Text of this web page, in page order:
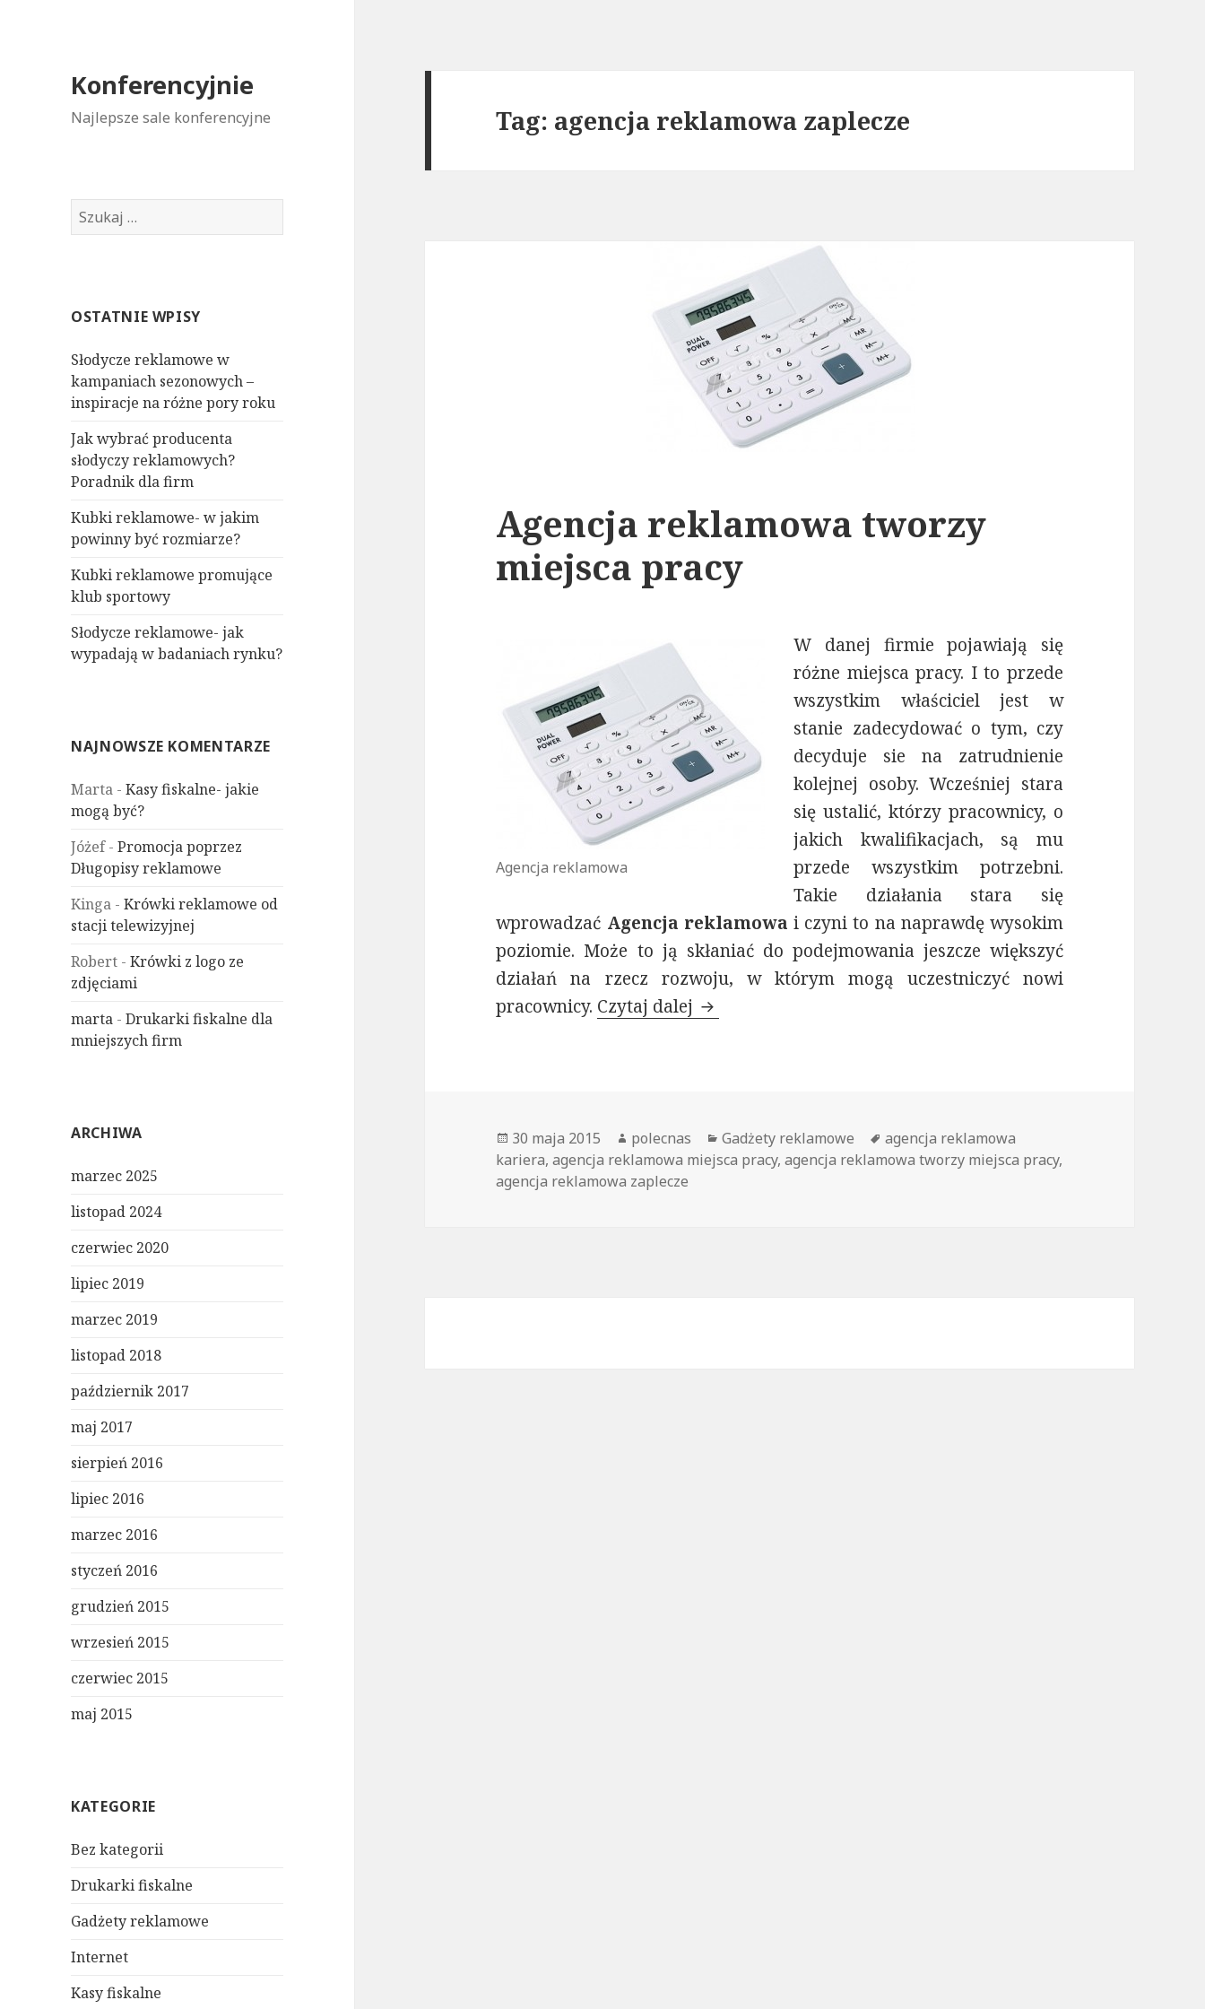
Konferencyjnie
Najlepsze sale konferencyjne
S
z
j
OSTATNIE WPISY
Słodycze reklamowe w
kampaniach sezonowych –
inspiracje na różne pory roku
Jak wybrać producenta
słodyczy reklamowych?
Poradnik dla firm
Kubki reklamowe- w jakim
powinny być rozmiarze?
Kubki reklamowe promujące
klub sportowy
Słodycze reklamowe- jak
wypadają w badaniach rynku?
NAJNOWSZE KOMENTARZE
Marta -Kasy fiskalne- jakie
mogą być?
Jóżef-Promocja poprzez
Długopisy reklamowe
Kinga -Krówki reklamowe od
stacji telewizyjnej
Robert -Krówki z logo ze
zdjęciami
marta -Drukarki fiskalne dla
mniejszych firm
ARCHIWA
marzec 2025
listopad 2024
czerwiec 2020
lipiec 2019
marzec 2019
listopad 2018
październik 2017
maj 2017
sierpień 2016
lipiec 2016
marzec 2016
styczeń 2016
grudzień 2015
wrzesień 2015
czerwiec 2015
maj 2015
KATEGORIE
Bez kategorii
Drukarki fiskalne
Gadżety reklamowe
Internet
Kasy fiskalne
Tag: agencja reklamowa zaplecze
Agencja reklamowa tworzy
miejsca pracy
Agencja reklamowa
W danej firmie pojawiają się
różne miejsca pracy. I to przede
wszystkim właściciel jest w
stanie zadecydować o tym, czy
decyduje sie na zatrudnienie
kolejnej osoby. Wcześniej stara
się ustalić, którzy pracownicy, o
jakich kwalifikacjach, są mu
przede wszystkim potrzebni.
Takie działania stara się
wprowadzać Agencja reklamowa i czyni to na naprawdę wysokim
poziomie. Może to ją skłaniać do podejmowania jeszcze większyć
działań na rzecz rozwoju, w którym mogą uczestniczyć nowi
pracownicy. Czytaj dalej Agencja reklamowa tworzy miejsca pracy
Opublikowano
30 maja 2015 Autor
polecnas Kategorie
Gadżety reklamowe Tagi
agencja reklamowa
kariera,agencja reklamowa miejsca pracy,agencja reklamowa tworzy miejsca pracy,
agencja reklamowa zaplecze